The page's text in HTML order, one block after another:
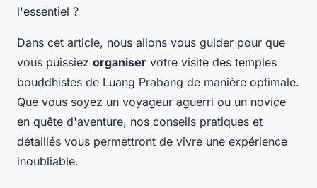
l'essentiel ?
Dans cet article, nous allons vous guider pour que
vous puissiez organiser votre visite des temples
bouddhistes de Luang Prabang de manière optimale.
Que vous soyez un voyageur aguerri ou un novice
en quête d'aventure, nos conseils pratiques et
détaillés vous permettront de vivre une expérience
inoubliable.